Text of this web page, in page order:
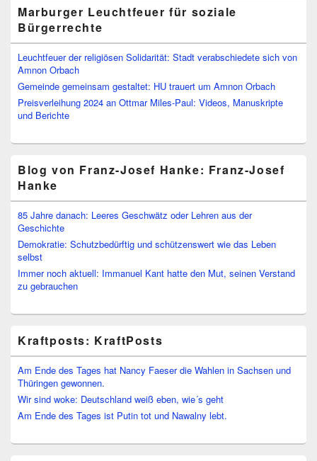
Marburger Leuchtfeuer für soziale
Bürgerrechte
Leuchtfeuer der religiösen Solidarität: Stadt verabschiedete sich von
Amnon Orbach
Gemeinde gemeinsam gestaltet: HU trauert um Amnon Orbach
Preisverleihung 2024 an Ottmar Miles-Paul: Videos, Manuskripte
und Berichte
Blog von Franz-Josef Hanke: Franz-Josef
Hanke
85 Jahre danach: Leeres Geschwätz oder Lehren aus der
Geschichte
Demokratie: Schutzbedürftig und schützenswert wie das Leben
selbst
Immer noch aktuell: Immanuel Kant hatte den Mut, seinen Verstand
zu gebrauchen
Kraftposts: KraftPosts
Am Ende des Tages hat Nancy Faeser die Wahlen in Sachsen und
Thüringen gewonnen.
Wir sind woke: Deutschland weiß eben, wie´s geht
Am Ende des Tages ist Putin tot und Nawalny lebt.